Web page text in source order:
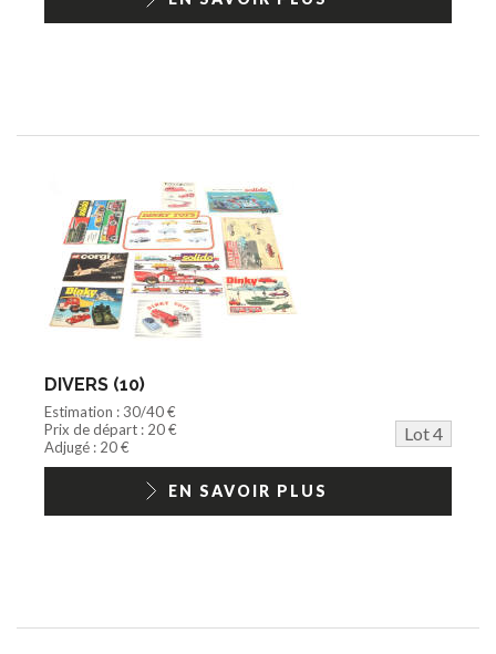
DIVERS (10)
Estimation : 30/40 €
Prix de départ : 20 €
Lot 4
Adjugé : 20 €
EN SAVOIR PLUS